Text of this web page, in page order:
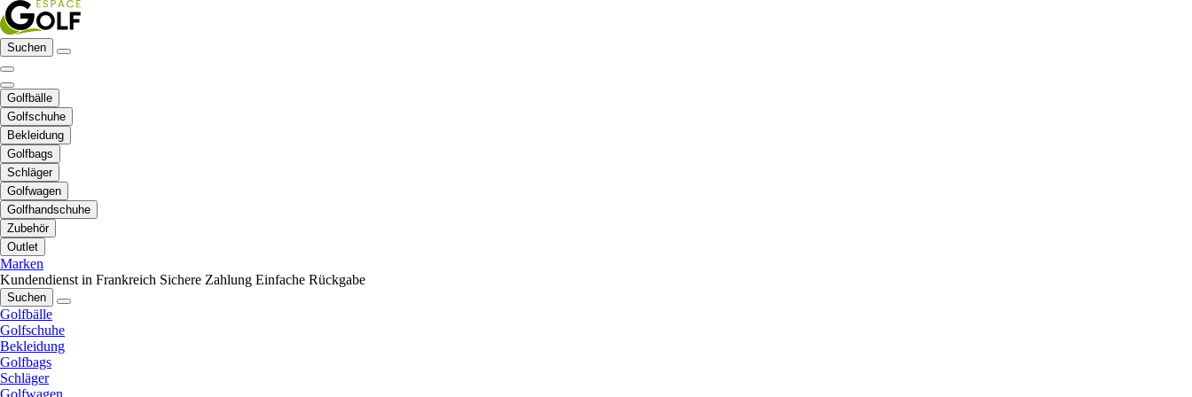
Suchen
Golfbälle
Golfschuhe
Bekleidung
Golfbags
Schläger
Golfwagen
Golfhandschuhe
Zubehör
Outlet
Marken
Kundendienst in Frankreich Sichere Zahlung Einfache Rückgabe
Suchen
Golfbälle
Golfschuhe
Bekleidung
Golfbags
Schläger
Golfwagen